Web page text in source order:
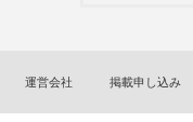
運営会社 掲載申し込み